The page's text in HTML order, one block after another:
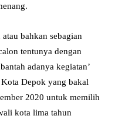
bahkan sebagian
tentunya dengan
adanya kegiatan’
Depok yang bakal
2020 untuk memilih
kota lima tahun